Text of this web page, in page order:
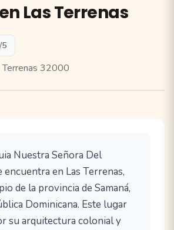
Las Terrenas
Terrenas 32000
Nuestra Señora Del
encuentra en Las Terrenas,
de la provincia de Samaná,
Dominicana. Este lugar
su arquitectura colonial y